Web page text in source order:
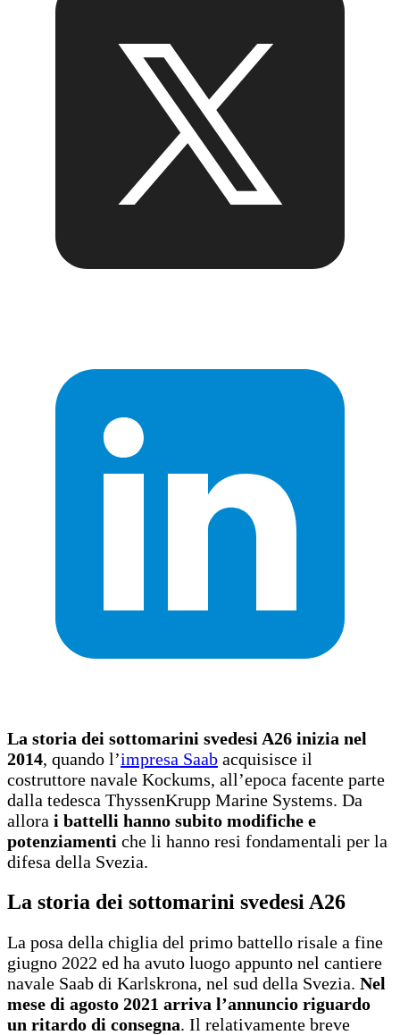
La storia dei sottomarini svedesi A26 inizia nel
2014, quando l’impresa Saab acquisisce il
costruttore navale Kockums, all’epoca facente parte
dalla tedesca ThyssenKrupp Marine Systems. Da
allora i battelli hanno subito modifiche e
potenziamenti che li hanno resi fondamentali per la
difesa della Svezia.
La storia dei sottomarini svedesi A26
La posa della chiglia del primo battello risale a fine
giugno 2022 ed ha avuto luogo appunto nel cantiere
navale Saab di Karlskrona, nel sud della Svezia. Nel
mese di agosto 2021 arriva l’annuncio riguardo
un ritardo di consegna. Il relativamente breve